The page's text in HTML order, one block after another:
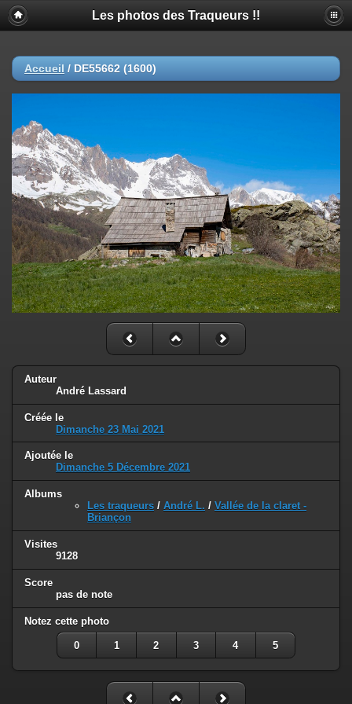
Les photos des Traqueurs !!
Accueil / DE55662 (1600)
Auteur
André Lassard
Créée le
Dimanche 23 Mai 2021
Ajoutée le
Dimanche 5 Décembre 2021
Albums
Les traqueurs / André L. / Vallée de la claret -
Briançon
Visites
9128
Score
pas de note
Notez cette photo
0 1 2 3 4 5